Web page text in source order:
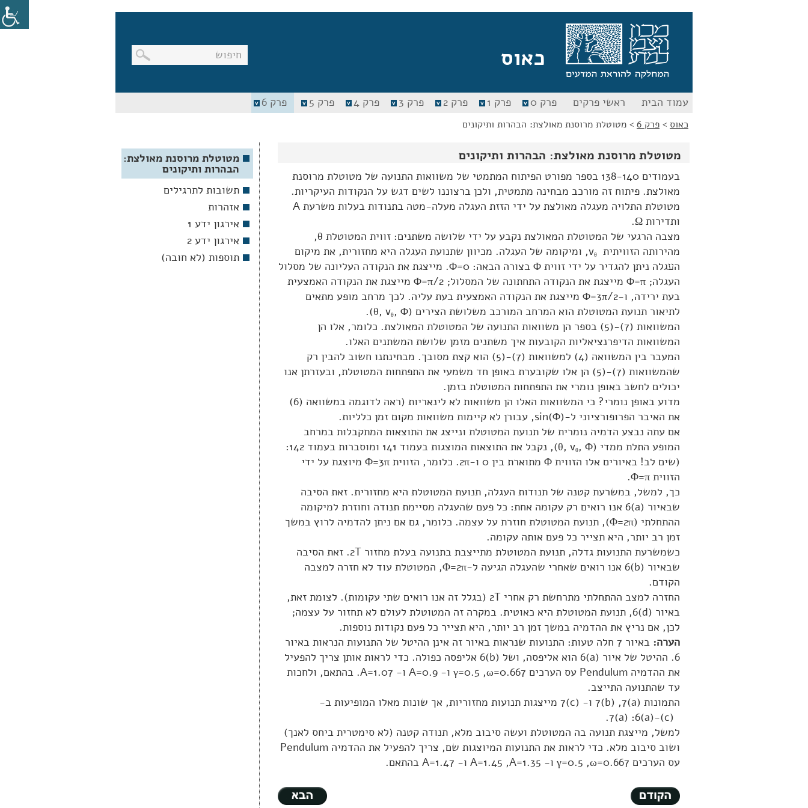
כאוס
עמוד הבית ראשי פרקים פרק 0 פרק 1 פרק 2 פרק 3 פרק 4 פרק 5 פרק 6
כאוס > פרק 6 > מטוטלת מרוסנת מאולצת: הבהרות ותיקונים
מטוטלת מרוסנת מאולצת: הבהרות ותיקונים
בעמודים 138-140 בספר מפורט הפיתוח המתמטי של משוואות התנועה של מטוטלת מרוסנת
מאולצת. פיתוח זה מורכב מבחינה מתמטית, ולכן ברצוננו לשים דגש על הנקודות העיקריות.
מטוטלת התלויה מעגלה מאולצת על ידי הזזת העגלה מעלה-מטה בתנודות בעלות משרעת A
ותדירות Ω.
מצבה הרגעי של המטוטלת המאולצת נקבע על ידי שלושה משתנים: זווית המטוטלת θ,
מהירותה הזוויתית
vθ
, ומיקומה של העגלה. מכיוון שתנועת העגלה היא מחזורית, את מיקום
הﬠגלה ניתן להגדיר על ידי זווית Φ בצורה הבאה:
Φ=0. מייצגת את הנקודה העליונה של מסלול
העגלה; Φ=π מייצגת את הנקודה התחתונה של המסלול; Φ=π/2 מייצגת את הנקודה האמצעית
בעת ירידה, ו-Φ=3π/2 מייצגת את הנקודה האמצעית בעת עליה. לכך מרחב מופע מתאים
לתיאור תנועת המטוטלת הוא המרחב המורכב משלושת הצירים
(θ, vθ, Φ)
.
המשוואות (5)-(7) בספר הן משוואות התנועה של המטוטלת המאולצת. כלומר, אלו הן
המשוואות הדיפרנציאליות הקובעות איך משתנים מזמן שלושת המשתנים האלו.
המעבר בין המשוואה (4) למשוואות
(5)-(7) הוא קצת מסובך. מבחינתנו חשוב להבין רק
שהמשוואות (5)-(7) הן אלו שקובערת באופן חד משמעי את התפתחות המטוטלת, ובעזרתן אנו
יכולים לחשב באופן נומרי את התפתחות המטוטלת בזמן.
מדוע באופן נומרי? כי המשוואות האלו הן משוואות לא לינאריות (ראה לדוגמה במשוואה (6)
את האיבר הפרופורציוני ל-sin(Φ), עבורן לא קיימות משוואות מקום זמן כלליות.
אם עתה נבצע הדמיה נומרית של תנועת המטוטלת ונייצג את התוצאות המתקבלות במרחב
המופע התלת ממדי
(θ, vθ, Φ)
, נקבל את התוצאות המוצגות בעמוד 141 ומוסברות בעמוד 142:
(שים לב! באיורים אלו הזווית Φ מתוארת בין 0 ו-
2π. כלומר, הזווית Φ=3π מיוצגת על ידי
הזווית Φ=π
.
כך, למשל, במשרעת קטנה של תנודות העגלה, תנועת המטוטלת היא מחזורית. זאת הסיבה
שבאיור 6(a) אנו רואים רק עקומה אחת: כל פעם שהעגלה מסיימת תנודה וחוזרת למיקומה
ההתחלתי (Φ=2π), תנועת המטוטלת חוזרת על עצמה. כלומר, גם אם ניתן להדמיה לרוץ במשך
זמן רב יותר, היא תצייר כל פעם אותה עקומה.
כשמשרעת התנועות גדלה, תנועת המטוטלת מתייצבת בתנועה בעלת מחזור 2T. זאת הסיבה
שבאיור 6(b) אנו רואים שאחרי שהעגלה הגיעה ל-Φ=2π, המטוטלת עוד לא חזרה למצבה
הקודם.
החזרה למצב ההתחלתי מתרחשת רק אחרי 2T (בגלל זה אנו רואים שתי עקומות). לצומת זאת,
באיור 6(d), תנועת המטוטלת היא כאוטית. במקרה זה המטוטלת לעולם לא תחזור על עצמה;
לכן, אם נריץ את ההדמיה במשך זמן רב יותר, היא תצייר כל פעם נקודות נוספות.
הערה:
באיור 7 חלה טעות: התנועות שנראות באיור זה אינן ההיטל של התנועות הנראות באיור
6. ההיטל של איור
6(a) הוא אליפסה, ושל 6(b) אליפסה כפולה. כדי לראות אותן צריך להפעיל
את ההדמיה Pendulum עס הערכים γ=0.5 ,ω=0.667 ו- 0.9=A ו- A=1.07. בהתאם, ולחכות
עד שהתנועה התייצב.
התמונות 7(b) ,7(a) ו- 7(c) מייצגות תנועות מחזוריות, אך שונות מאלו המופיעות ב-
7(a) :6(a)-(c)
.
למשל, מייצגת תנועה בה המטוטלת ועשה סיבוב מלא, תנודה קטנה (לא סימטרית ביחס לאנך)
ושוב סיבוב מלא. כדי לראות את התנועות המיוצגות שם, צריך להפעיל את ההדמיה Pendulum
עס הערכים γ=0.5 ,ω=0.667 ו- A=1.45 ,A=1.35 ו- A=1.47 בהתאם.
מטוטלת מרוסנת מאולצת:
הבהרות ותיקונים
תשובות לתרגילים
אזהרות
אירגון ידע 1
אירגון ידע 2
תוספות (לא חובה)